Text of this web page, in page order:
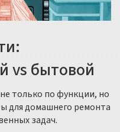
vs бытовой
только по функции, но
для домашнего ремонта
задач.